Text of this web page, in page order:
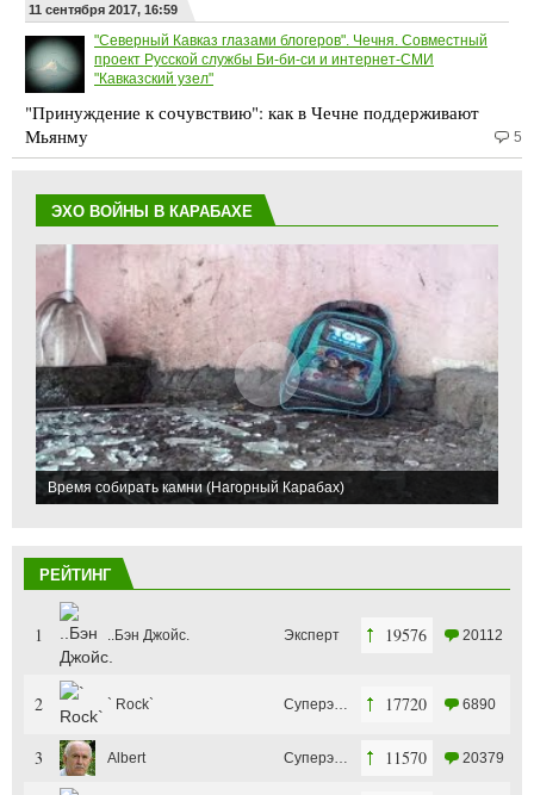
11 сентября 2017, 16:59
"Северный Кавказ глазами блогеров". Чечня. Совместный
проект Русской службы Би-би-си и интернет-СМИ
"Кавказский узел"
"Принуждение к сочувствию": как в Чечне поддерживают
Мьянму
5
ЭХО ВОЙНЫ В КАРАБАХЕ
Время собирать камни (Нагорный Карабах)
РЕЙТИНГ
1 ..Бэн Джойс. Эксперт 19576 20112
2 ` Rock` Суперэксперт 17720 6890
3 Albert Суперэксперт 11570 20379